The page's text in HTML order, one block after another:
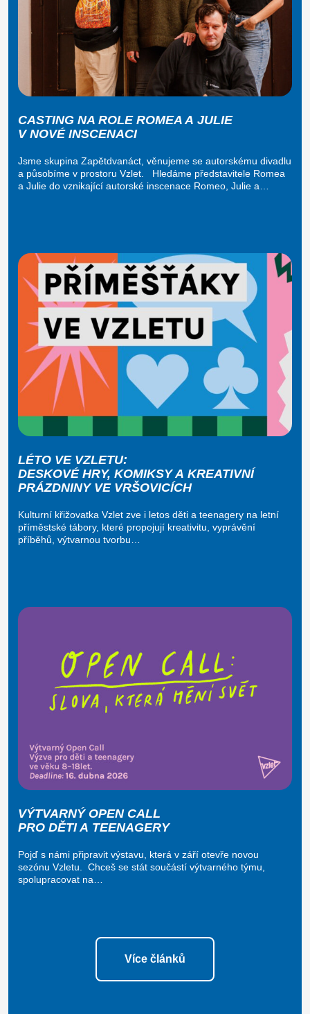
CASTING NA ROLE ROMEA A JULIE
V NOVÉ INSCENACI
Jsme skupina Zapětdvanáct, věnujeme se autorskému divadlu
a působíme v prostoru Vzlet. Hledáme představitele Romea
a Julie do vznikající autorské inscenace Romeo, Julie a…
LÉTO VE VZLETU:
DESKOVÉ HRY, KOMIKSY A KREATIVNÍ
PRÁZDNINY VE VRŠOVICÍCH
Kulturní křižovatka Vzlet zve i letos děti a teenagery na letní
příměstské tábory, které propojují kreativitu, vyprávění
příběhů, výtvarnou tvorbu…
VÝTVARNÝ OPEN CALL
PRO DĚTI A TEENAGERY
Pojď s námi připravit výstavu, která v září otevře novou
sezónu Vzletu. Chceš se stát součástí výtvarného týmu,
spolupracovat na…
Více článků